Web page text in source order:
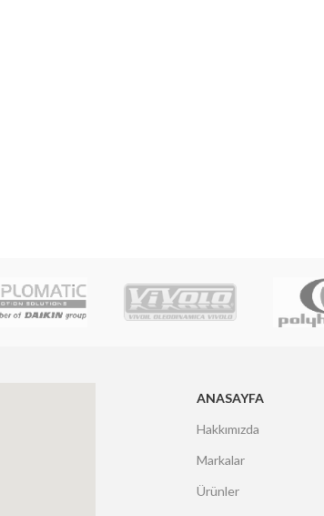
ANASAYFA
Hakkımızda
Markalar
Ürünler